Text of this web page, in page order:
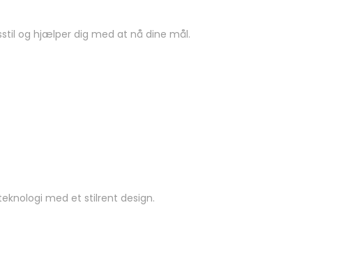
og hjælper dig med at nå dine mål.
med et stilrent design.